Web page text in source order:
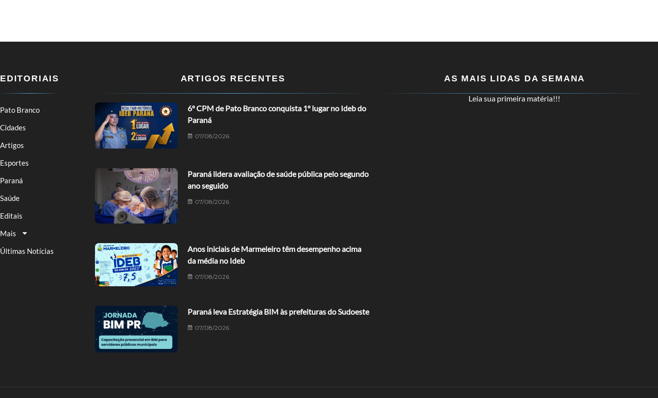
EDITORIAIS
Pato Branco
Cidades
Artigos
Esportes
Paraná
Saúde
Editais
Mais
Últimas Notícias
ARTIGOS RECENTES
6º CPM de Pato Branco conquista 1º lugar no Ideb do
Paraná
07/08/2026
Paraná lidera avaliação de saúde pública pelo segundo
ano seguido
07/08/2026
Anos iniciais de Marmeleiro têm desempenho acima
da média no Ideb
07/08/2026
Paraná leva Estratégia BIM às prefeituras do Sudoeste
07/08/2026
AS MAIS LIDAS DA SEMANA
Leia sua primeira matéria!!!